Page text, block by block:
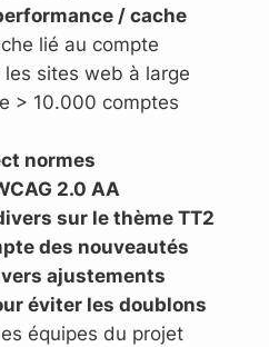
/ cache
lié au compte
sites web à large
> 10.000 comptes
normes
2.0 AA
sur le thème TT2
des nouveautés
ajustements
éviter les doublons
équipes du projet